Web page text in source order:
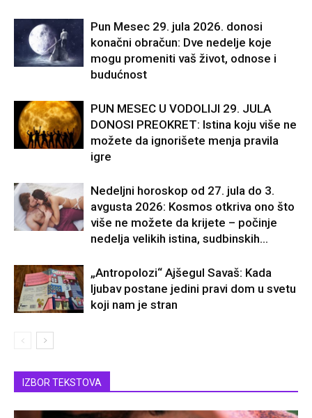
Pun Mesec 29. jula 2026. donosi
konačni obračun: Dve nedelje koje
mogu promeniti vaš život, odnose i
budućnost
PUN MESEC U VODOLIJI 29. JULA
DONOSI PREOKRET: Istina koju više ne
možete da ignorišete menja pravila
igre
Nedeljni horoskop od 27. jula do 3.
avgusta 2026: Kosmos otkriva ono što
više ne možete da krijete – počinje
nedelja velikih istina, sudbinskih...
„Antropolozi“ Ajšegul Savaš: Kada
ljubav postane jedini pravi dom u svetu
koji nam je stran
IZBOR TEKSTOVA